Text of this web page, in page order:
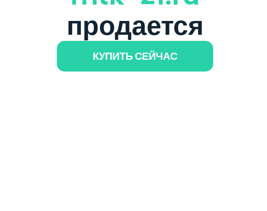
продается
КУПИТЬ СЕЙЧАС